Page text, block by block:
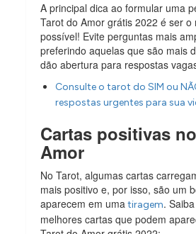
A principal dica ao formular uma
Tarot do Amor grátis 2022 é ser o
possível! Evite perguntas mais
preferindo aquelas que são mais
dão abertura para respostas
Consulte o tarot do SIM ou
respostas urgentes para sua
Cartas positivas
Amor
No Tarot, algumas cartas
mais positivo e, por isso, são um
aparecem em umatiragem.
melhores cartas que podem